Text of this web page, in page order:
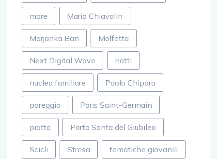
mare Mario Chiavalin
Marjanka Ban Molfetta
Next Digital Wave notti
nucleo familiare Paolo Chiparo
pareggio Paris Saint-Germain
piatto Porta Santa del Giubileo
Scicli Stresa tematiche giovanili